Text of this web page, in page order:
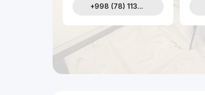
+998 (78) 113...